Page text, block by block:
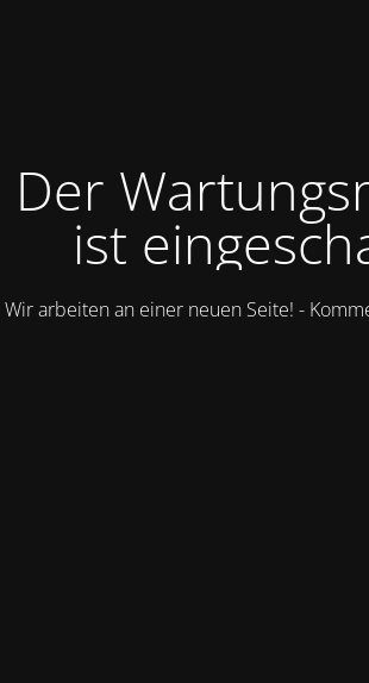
Der
ist
Wir arbeiten an einer neuen Seite! -